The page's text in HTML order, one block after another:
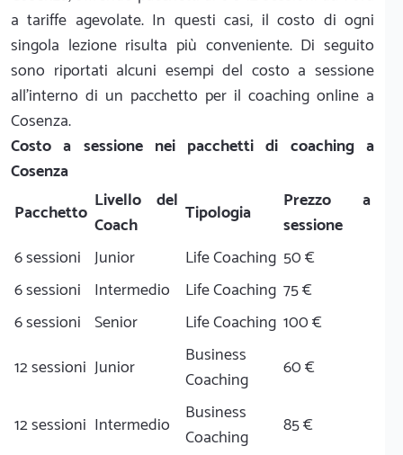
a tariffe agevolate. In questi casi, il costo di ogni
singola lezione risulta più conveniente. Di seguito
sono riportati alcuni esempi del costo a sessione
all'interno di un pacchetto per il coaching online a
Cosenza.
Costo a sessione nei pacchetti di coaching a
Cosenza
Pacchetto Livello del
Coach
Tipologia
Prezzo a
sessione
6 sessioni Junior Life Coaching 50 €
6 sessioni Intermedio Life Coaching 75 €
6 sessioni Senior Life Coaching 100 €
12 sessioni Junior
Business
Coaching
60 €
12 sessioni Intermedio
Business
Coaching
85 €